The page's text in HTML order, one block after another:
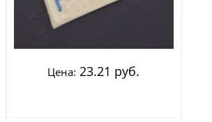
Цена: 23.21 руб.